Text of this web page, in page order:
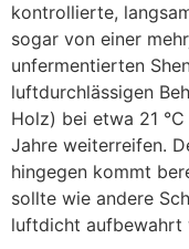
kontrollierte,
sogar von einer
unfermentierten
luftdurchlässigen
Holz) bei etwa 21
Jahre weiterreifen.
hingegen kommt
sollte wie andere
luftdicht aufbewahrt